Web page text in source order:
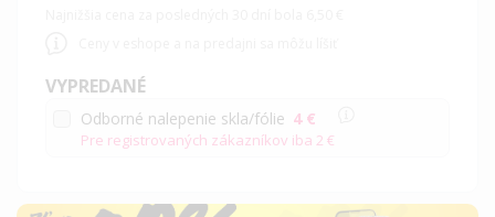
VYPREDANÉ
Odborné nalepenie skla/fólie 4 €
Pre registrovaných zákazníkov iba 2 €